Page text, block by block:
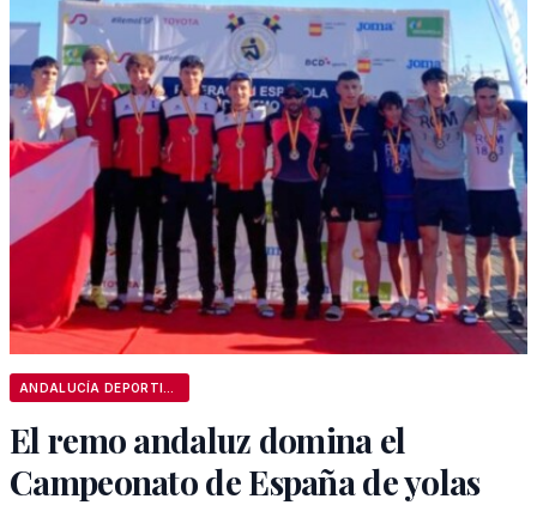
El remo andaluz domina el
Campeonato de España de yolas